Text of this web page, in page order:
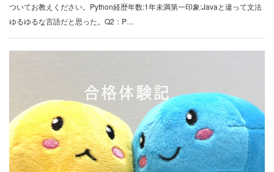
ついてお教えください。Python経歴年数:1年未満第一印象:Javaと違って文法
ゆるゆるな言語だと思った。Q2：P…